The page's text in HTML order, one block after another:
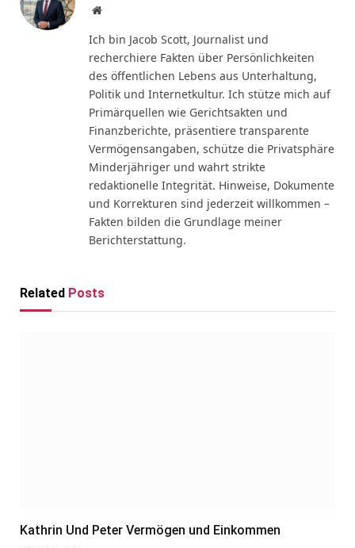
Website
Ich bin Jacob Scott, Journalist und
recherchiere Fakten über Persönlichkeiten
des öffentlichen Lebens aus Unterhaltung,
Politik und Internetkultur. Ich stütze mich auf
Primärquellen wie Gerichtsakten und
Finanzberichte, präsentiere transparente
Vermögensangaben, schütze die Privatsphäre
Minderjähriger und wahrt strikte
redaktionelle Integrität. Hinweise, Dokumente
und Korrekturen sind jederzeit willkommen –
Fakten bilden die Grundlage meiner
Berichterstattung.
Related Posts
Kathrin Und Peter Vermögen und Einkommen